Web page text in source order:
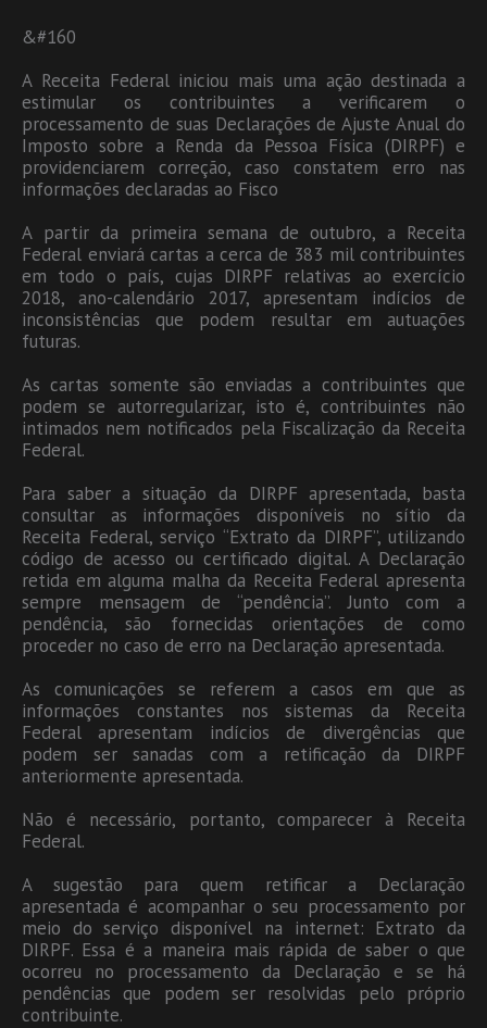
&#160
A Receita Federal iniciou mais uma ação destinada a
estimular os contribuintes a verificarem o
processamento de suas Declarações de Ajuste Anual do
Imposto sobre a Renda da Pessoa Física (DIRPF) e
providenciarem correção, caso constatem erro nas
informações declaradas ao Fisco
A partir da primeira semana de outubro, a Receita
Federal enviará cartas a cerca de 383 mil contribuintes
em todo o país, cujas DIRPF relativas ao exercício
2018, ano-calendário 2017, apresentam indícios de
inconsistências que podem resultar em autuações
futuras.
As cartas somente são enviadas a contribuintes que
podem se autorregularizar, isto é, contribuintes não
intimados nem notificados pela Fiscalização da Receita
Federal.
Para saber a situação da DIRPF apresentada, basta
consultar as informações disponíveis no sítio da
Receita Federal, serviço “Extrato da DIRPF”, utilizando
código de acesso ou certificado digital. A Declaração
retida em alguma malha da Receita Federal apresenta
sempre mensagem de “pendência”. Junto com a
pendência, são fornecidas orientações de como
proceder no caso de erro na Declaração apresentada.
As comunicações se referem a casos em que as
informações constantes nos sistemas da Receita
Federal apresentam indícios de divergências que
podem ser sanadas com a retificação da DIRPF
anteriormente apresentada.
Não é necessário, portanto, comparecer à Receita
Federal.
A sugestão para quem retificar a Declaração
apresentada é acompanhar o seu processamento por
meio do serviço disponível na internet: Extrato da
DIRPF. Essa é a maneira mais rápida de saber o que
ocorreu no processamento da Declaração e se há
pendências que podem ser resolvidas pelo próprio
contribuinte.